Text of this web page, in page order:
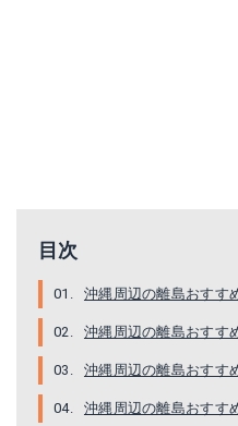
目次
沖縄周辺の離島おすす
沖縄周辺の離島おすす
沖縄周辺の離島おすす
沖縄周辺の離島おすす